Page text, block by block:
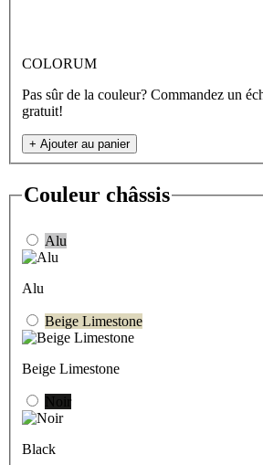
COLORUM
Pas sûr de la couleur? Commandez un
gratuit!
+ Ajouter au panier
Couleur châssis
Alu
Alu
Beige Limestone
Beige Limestone
Noir
Black